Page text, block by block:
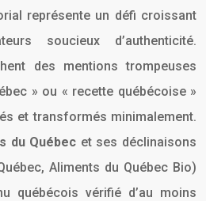
représente un défi croissant
soucieux d’authenticité.
des mentions trompeuses
» ou « recette québécoise »
et transformés minimalement.
du Québec et ses déclinaisons
Aliments du Québec Bio)
québécois vérifié d’au moins